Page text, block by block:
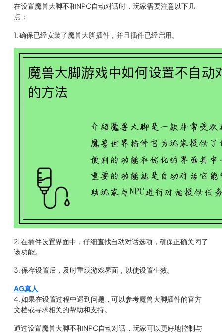
在设置魔兽大脚不和NPC自动对话时，玩家需要注意以下几
点：
1. 确保已经安装了魔兽大脚插件，并且插件已经启用。
2. 在插件设置界面中，仔细查找自动对话选项，确保正确关闭了
该功能。
3. 保存设置后，及时重载游戏界面，以使设置生效。
AG真人
4. 如果在设置过程中遇到问题，可以参考魔兽大脚插件的官方
文档或寻求相关的帮助和支持。
通过设置魔兽大脚不和NPC自动对话，玩家可以更好地控制与